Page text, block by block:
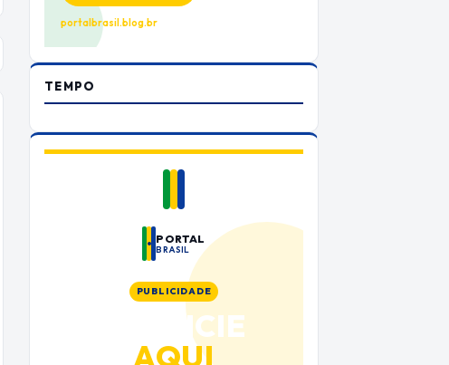
portalbrasil.blog.br
TEMPO
PORTAL
BRASIL
PUBLICIDADE
ANUNCIE
AQUI